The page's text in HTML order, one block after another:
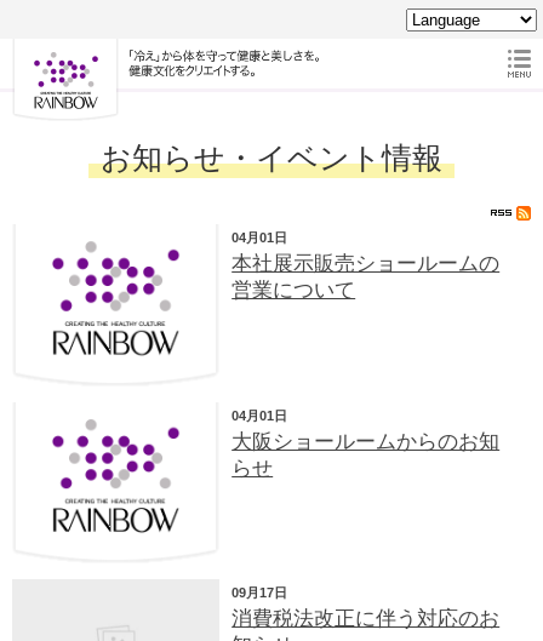
お知らせ・イベント情報
04月01日
本社展示販売ショールームの
営業について
04月01日
大阪ショールームからのお知
らせ
09月17日
消費税法改正に伴う対応のお